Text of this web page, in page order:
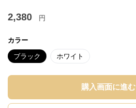
2,380 円
カラー
ブラック ホワイト
購入画面に進む